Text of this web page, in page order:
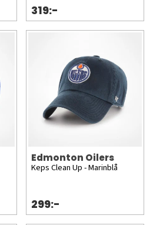
319:-
Edmonton Oilers
Keps Clean Up - Marinblå
299:-